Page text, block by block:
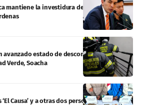
mantiene la investidura del concejal de
avanzado estado de descomposición dentro
Verde, Soacha
Causa’ y a otras dos personas señaladas